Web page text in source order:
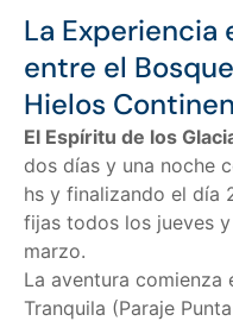
La Experiencia
entre el
Hielos
El Espíritu de los
dos días y una noche
hs y finalizando el día
fijas todos los jueves
marzo.
La aventura comienza
Tranquila (Paraje